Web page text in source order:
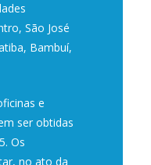
São José
Bambuí,
e
ser obtidas
Os
no ato da